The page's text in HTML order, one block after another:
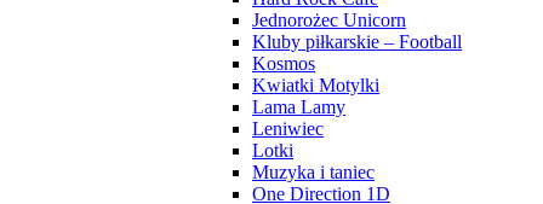
Jednorożec Unicorn
Kluby piłkarskie – Football
Kosmos
Kwiatki Motylki
Lama Lamy
Leniwiec
Lotki
Muzyka i taniec
One Direction 1D